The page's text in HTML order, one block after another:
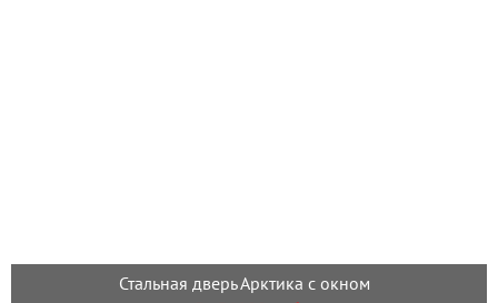
Стальная дверь Арктика с окном